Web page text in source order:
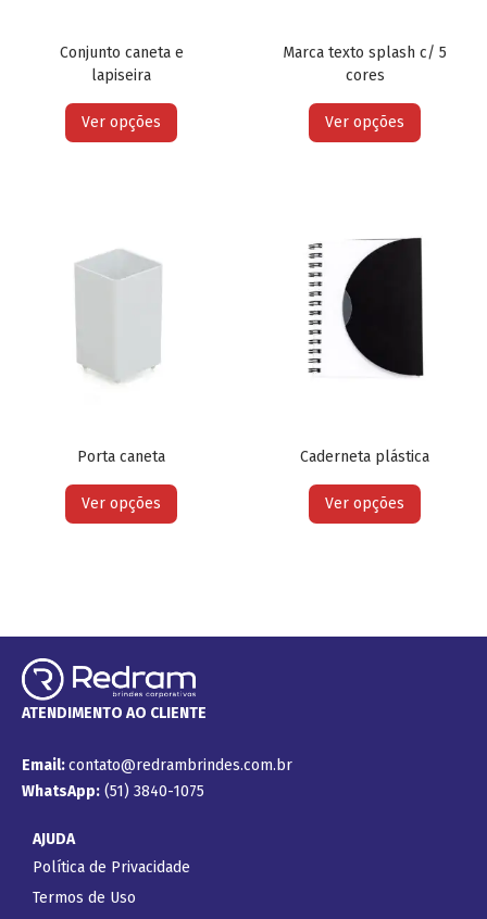
Conjunto caneta e
lapiseira
Ver opções
Marca texto splash c/ 5
cores
Ver opções
Porta caneta
Ver opções
Caderneta plástica
Ver opções
ATENDIMENTO AO CLIENTE
Email:contato@redrambrindes.com.br
WhatsApp: (51) 3840-1075
AJUDA
Política de Privacidade
Termos de Uso